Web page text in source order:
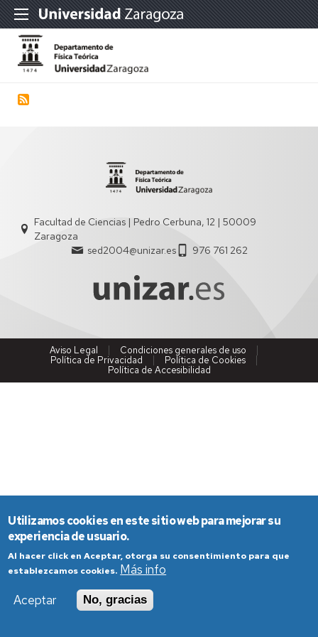
Facultad de Ciencias | Pedro Cerbuna, 12 | 50009
Zaragoza
sed2004@unizar.es
976 761 262
Aviso Legal
Condiciones generales de uso
Política de Privacidad
Política de Cookies
Política de Accesibilidad
Utilizamos cookies en este sitio web para mejorar su
experiencia de usuario.
Al hacer click en Aceptar, otorga su consentimiento para que
establezcamos cookies. Más info
Aceptar
No, gracias